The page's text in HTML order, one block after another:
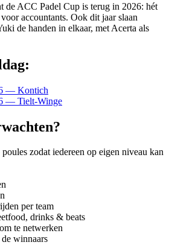
de ACC Padel Cup is terug in 2026: hét
accountants. Ook dit jaar slaan
de handen in elkaar, met Acerta als
— Kontich
— Tielt‑Winge
zodat iedereen op eigen niveau kan
per team
drinks & beats
te netwerken
winnaars